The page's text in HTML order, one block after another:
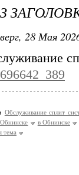
28 Мая
Обслуживание сплит
в Обнинске
тема